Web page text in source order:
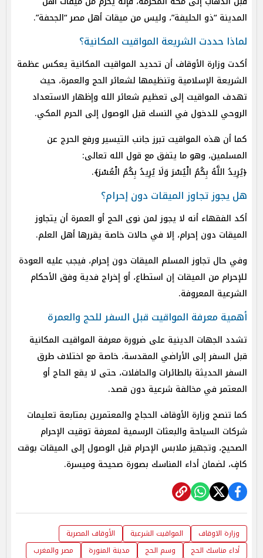
المدينة “ذو الحليفة”، وليس من ميقات أهل مصر “الجحفة”.
لماذا حددت الشريعة المواقيت المكانية؟
أكدت وزارة الأوقاف أن تحديد المواقيت المكانية يعكس عظمة
الشريعة الإسلامية وتنظيمها لشعائر الحج والعمرة، حيث
تهدف المواقيت إلى تعظيم شعائر الله وإظهار الاستعداد
الروحي للدخول في النسك قبل الوصول إلى الحرم المكي.
كما أن هذه المواقيت تبرز جانب التيسير ورفع الحرج عن
المسلمين، وهو ما يتفق مع قول الله تعالى:
﴿يُرِيدُ اللَّهُ بِكُمُ الْيُسْرَ وَلَا يُرِيدُ بِكُمُ الْعُسْرَ﴾.
هل يجوز تجاوز الميقات دون إحرام؟
أكد الفقهاء أنه لا يجوز لمن نوى الحج أو العمرة أن يتجاوز
الميقات دون إحرام، إلا في حالات خاصة يقررها أهل العلم.
وفي حال تجاوز المسلم الميقات دون إحرام، فيجب عليه العودة
للإحرام من الميقات إن استطاع، أو إخراج فدية وفق الأحكام
الشرعية المعروفة.
أهمية معرفة المواقيت قبل السفر للحج والعمرة
تشدد الجهات الدينية على ضرورة معرفة المواقيت المكانية
قبل السفر إلى الأراضي المقدسة، خاصة مع اختلاف طرق
السفر الحديثة بالطائرات والحافلات، حتى لا يقع الحاج أو
المعتمر في مخالفة شرعية دون قصد.
كما تنصح وزارة الأوقاف الحجاج والمعتمرين بمتابعة تعليمات
شركات السياحة والبعثات الرسمية لمعرفة توقيت الإحرام
الصحيح، وتجهيز ملابس الإحرام قبل الوصول إلى الميقات بوقت
كافٍ، لضمان أداء المناسك بصورة صحيحة وميسرة.
وزارة الاوقاف المواقيت الشرعية
الأوقاف المصرية
أداء مناسك الحج
وسم الحج مدينة المنورة
مصر والمغرب